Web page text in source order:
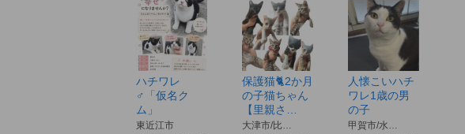
ハチワレ
♂「仮名ク
ム」
東近江市
保護猫🐈2か月
の子猫ちゃん
【里親さ…
大津市/比…
人懐こいハチ
ワレ1歳の男
の子
甲賀市/水…